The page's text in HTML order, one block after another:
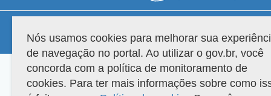
Versão do sistema: 3.88.9 Copyright 2022 Capes. Todos os direitos reservados.
Nós usamos cookies para melhorar sua
de navegação no portal. Ao utilizar o gov.br, você
concorda com a política de monitoramento de
cookies. Para ter mais informações sobre como